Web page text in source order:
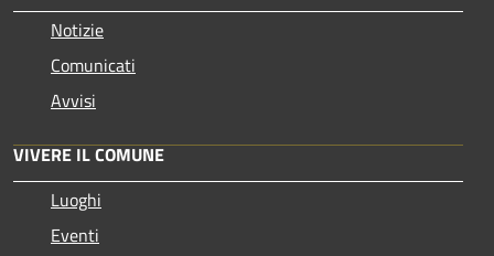
Notizie
Comunicati
Avvisi
VIVERE IL COMUNE
Luoghi
Eventi